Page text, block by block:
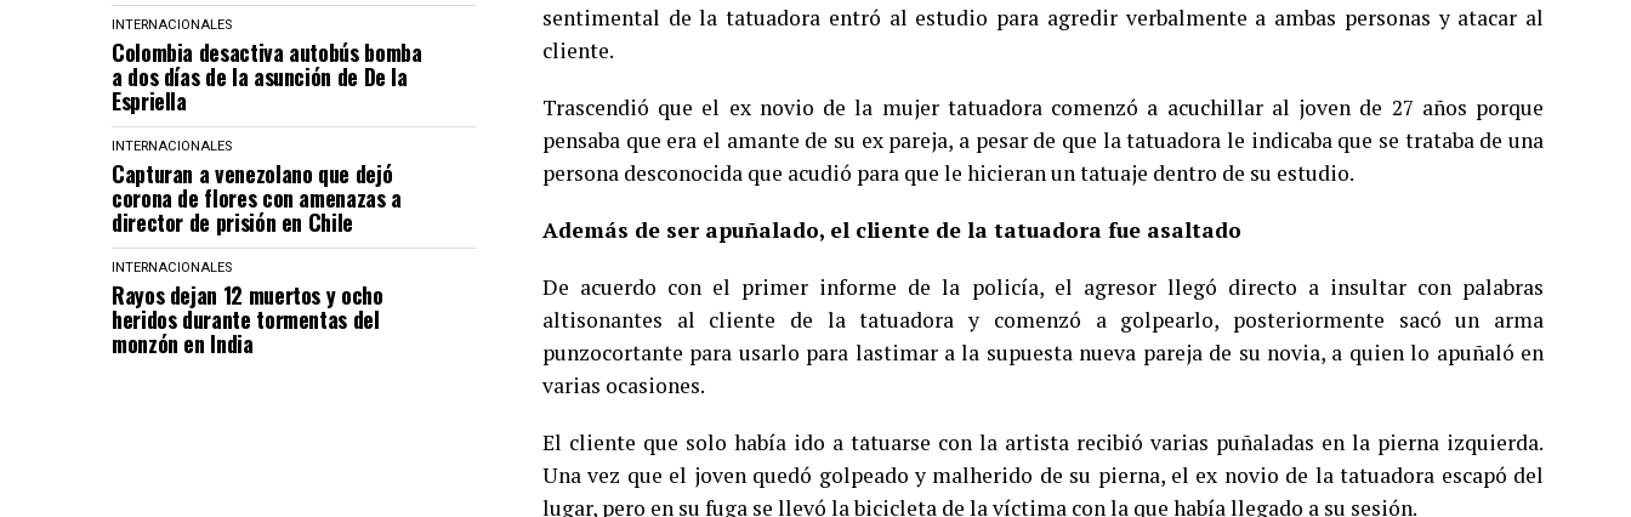
INTERNACIONALES
Colombia desactiva autobús bomba
a dos días de la asunción de De la
Espriella
INTERNACIONALES
Capturan a venezolano que dejó
corona de flores con amenazas a
director de prisión en Chile
INTERNACIONALES
Rayos dejan 12 muertos y ocho
heridos durante tormentas del
monzón en India
sentimental de la tatuadora entró al estudio para agredir verbalmente a ambas personas y atacar al
cliente.
Trascendió que el ex novio de la mujer tatuadora comenzó a acuchillar al joven de 27 años porque
pensaba que era el amante de su ex pareja, a pesar de que la tatuadora le indicaba que se trataba de una
persona desconocida que acudió para que le hicieran un tatuaje dentro de su estudio.
Además de ser apuñalado, el cliente de la tatuadora fue asaltado
De acuerdo con el primer informe de la policía, el agresor llegó directo a insultar con palabras
altisonantes al cliente de la tatuadora y comenzó a golpearlo, posteriormente sacó un arma
punzocortante para usarlo para lastimar a la supuesta nueva pareja de su novia, a quien lo apuñaló en
varias ocasiones.
El cliente que solo había ido a tatuarse con la artista recibió varias puñaladas en la pierna izquierda.
Una vez que el joven quedó golpeado y malherido de su pierna, el ex novio de la tatuadora escapó del
lugar, pero en su fuga se llevó la bicicleta de la víctima con la que había llegado a su sesión.